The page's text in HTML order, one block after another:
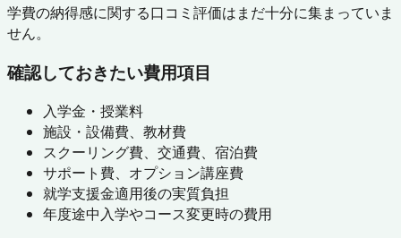
学費の納得感に関する口コミ評価はまだ十分に集まっていま
せん。
確認しておきたい費用項目
入学金・授業料
施設・設備費、教材費
スクーリング費、交通費、宿泊費
サポート費、オプション講座費
就学支援金適用後の実質負担
年度途中入学やコース変更時の費用